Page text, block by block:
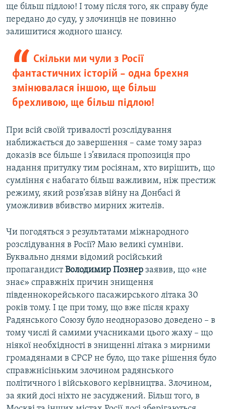
ще більш підлою! І тому після того, як справу буде
передано до суду, у злочинців не повинно
залишитися жодного шансу.
Скільки ми чули з Росії
фантастичних історій – одна брехня
змінювалася іншою, ще більш
брехливою, ще більш підлою!
При всій своїй тривалості розслідування
наближається до завершення – саме тому зараз
доказів все більше і з’явилася пропозиція про
надання притулку тим росіянам, хто вирішить, що
сумління є набагато більш важливим, ніж престиж
режиму, який розв’язав війну на Донбасі й
уможливив вбивство мирних жителів.
Чи погодяться з результатами міжнародного
розслідування в Росії? Маю великі сумніви.
Буквально днями відомий російський
пропагандистВолодимир Познер заявив, що «не
знає» справжніх причин знищення
південнокорейського пасажирського літака 30
років тому. І це при тому, що вже після краху
Радянського Союзу було неодноразово доведено – в
тому числі й самими учасниками цього жаху – що
ніякої необхідності в знищенні літака з мирними
громадянами в СРСР не було, що таке рішення було
справжнісіньким злочином радянського
політичного і військового керівництва. Злочином,
за який досі ніхто не засуджений. Більш того, в